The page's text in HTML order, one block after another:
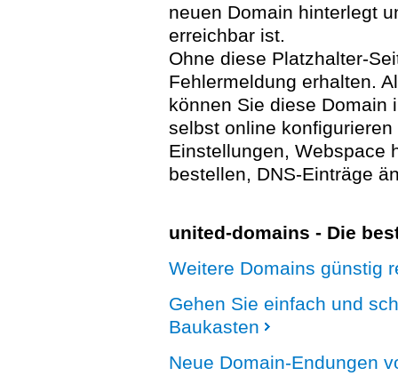
neuen Domain hinterlegt
erreichbar ist.
Ohne diese Platzhalter-
Fehlermeldung erhalten.
können Sie diese Domain
selbst online
Einstellungen, Webspace
bestellen, DNS-Einträge
united-domains - Die
Weitere Domains günstig
Gehen Sie einfach und
Baukasten
Neue Domain-Endungen